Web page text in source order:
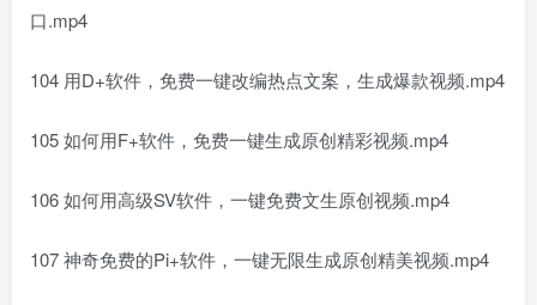
口.mp4
104 用D+软件，免费一键改编热点文案，生成爆款视频.mp4
105 如何用F+软件，免费一键生成原创精彩视频.mp4
106 如何用高级SV软件，一键免费文生原创视频.mp4
107 神奇免费的Pi+软件，一键无限生成原创精美视频.mp4